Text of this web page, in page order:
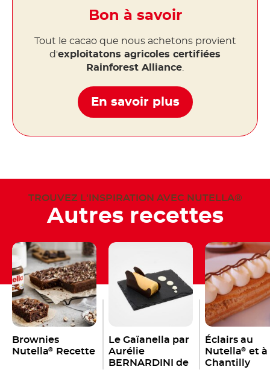
Bon à savoir
Tout le cacao que nous achetons provient
d'exploitatons agricoles certifiées
Rainforest Alliance
En savoir plus
TROUVEZ L'INSPIRATION AVEC NUTELLA®
Autres recettes
Brownies
Nutella® Recette
Le Gaïanella par
Aurélie
BERNARDINI de
Éclairs au
Nutella® et à
Chantilly